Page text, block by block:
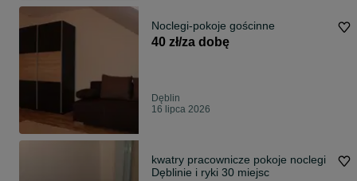
Noclegi-pokoje gościnne
40 zł/za dobę
Dęblin
16 lipca 2026
kwatry pracownicze pokoje noclegi
Dęblinie i ryki 30 miejsc